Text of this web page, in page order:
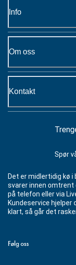
Info
Om oss
Kontakt
Spør
Det er midlertidig kø i
svarer innen omtrent
på telefon eller via
Kundeservice
klart, så går det
Følg oss